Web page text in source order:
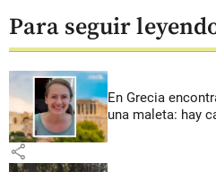
Para seguir
En Grecia
una maleta: hay
share